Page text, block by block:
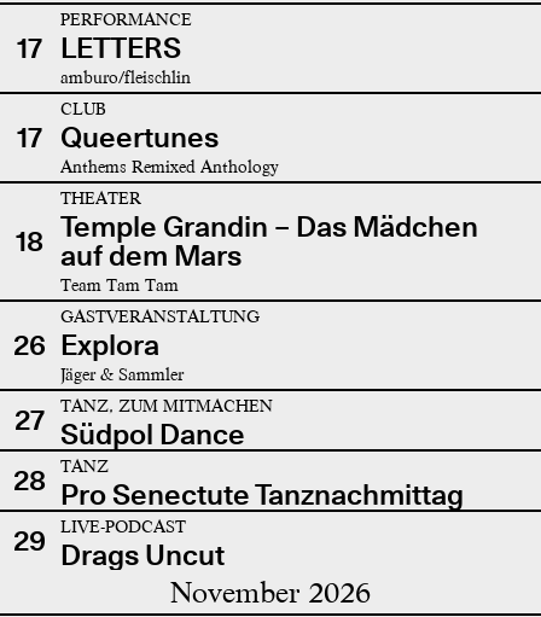
17
PERFORMANCE
LETTERS
amburo/fleischlin
17
CLUB
Queertunes
Anthems Remixed Anthology
18
THEATER
Temple Grandin – Das Mädchen
auf dem Mars
Team Tam Tam
26
GASTVERANSTALTUNG
Explora
Jäger & Sammler
27 TANZ, ZUM MITMACHEN
Südpol Dance
28
TANZ
Pro Senectute Tanznachmittag
29
LIVE-PODCAST
Drags Uncut
November 2026